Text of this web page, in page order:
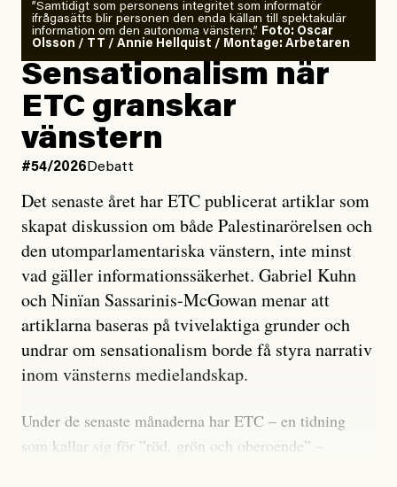
”Samtidigt som personens integritet som informatör
ifrågasätts blir personen den enda källan till spektakulär
information om den autonoma vänstern.” Foto: Oscar
Olsson / TT / Annie Hellquist / Montage: Arbetaren
Sensationalism när
ETC granskar
vänstern
#54/2026 Debatt
Det senaste året har ETC publicerat artiklar som
skapat diskussion om både Palestinarörelsen och
den utomparlamentariska vänstern, inte minst
vad gäller informationssäkerhet. Gabriel Kuhn
och Ninïan Sassarinis-McGowan menar att
artiklarna baseras på tvivelaktiga grunder och
undrar om sensationalism borde få styra narrativ
inom vänsterns medielandskap.
Under de senaste månaderna har ETC – en tidning
som kallar sig för ”röd, grön och oberoende” –